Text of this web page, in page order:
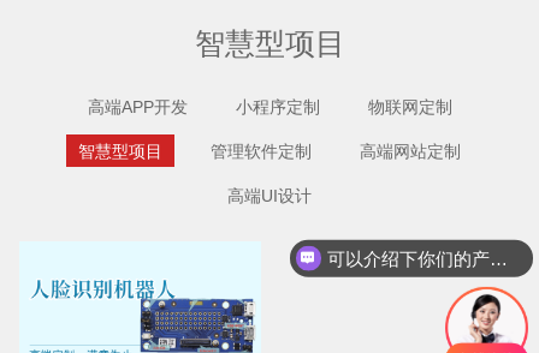
智慧型项目
高端APP开发 小程序定制 物联网定制
智慧型项目 管理软件定制 高端网站定制
高端UI设计
可以介绍下你们的产品么？